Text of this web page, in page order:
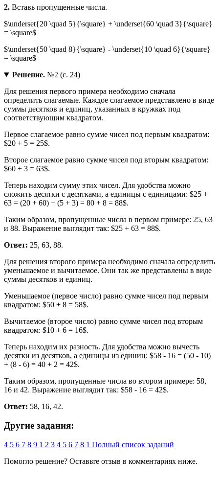
2. Вставь пропущенные числа.
$\underset{20 \quad 5}{\square} + \underset{60 \quad 3}{\square}
= \square$
$\underset{50 \quad 8}{\square} - \underset{10 \quad 6}{\square}
= \square$
Решение.№2 (с. 24)
Для решения первого примера необходимо сначала
определить слагаемые. Каждое слагаемое представлено в виде
суммы десятков и единиц, указанных в кружках под
соответствующим квадратом.
Первое слагаемое равно сумме чисел под первым квадратом:
$20 + 5 = 25$.
Второе слагаемое равно сумме чисел под вторым квадратом:
$60 + 3 = 63$.
Теперь находим сумму этих чисел. Для удобства можно
сложить десятки с десятками, а единицы с единицами: $25 +
63 = (20 + 60) + (5 + 3) = 80 + 8 = 88$.
Таким образом, пропущенные числа в первом примере: 25, 63
и 88. Выражение выглядит так: $25 + 63 = 88$.
Ответ: 25, 63, 88.
Для решения второго примера необходимо сначала определить
уменьшаемое и вычитаемое. Они так же представлены в виде
суммы десятков и единиц.
Уменьшаемое (первое число) равно сумме чисел под первым
квадратом: $50 + 8 = 58$.
Вычитаемое (второе число) равно сумме чисел под вторым
квадратом: $10 + 6 = 16$.
Теперь находим их разность. Для удобства можно вычесть
десятки из десятков, а единицы из единиц: $58 - 16 = (50 - 10)
+ (8 - 6) = 40 + 2 = 42$.
Таким образом, пропущенные числа во втором примере: 58,
16 и 42. Выражение выглядит так: $58 - 16 = 42$.
Ответ: 58, 16, 42.
Другие задания:
4 5 6 7 8 9 1 2 3 4 5 6 7 8 1 Полный список заданий
Помогло решение? Оставьте отзыв в комментариях ниже.